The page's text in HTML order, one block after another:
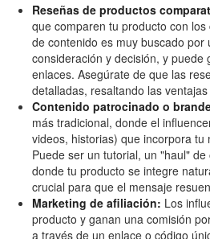
Reseñas de productos
que comparen tu producto con
de contenido es muy buscado por
consideración y decisión, y
enlaces. Asegúrate de que las
detalladas, resaltando las
Contenido patrocinado o
más tradicional, donde el
videos, historias) que incorpora
Puede ser un tutorial, un "haul"
donde tu producto se integre
crucial para que el mensaje
Marketing de afiliación: Los
producto y ganan una comisión
a través de un enlace o código